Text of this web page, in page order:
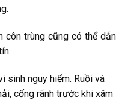
côn trùng cũng có thể dẫn
sinh nguy hiểm. Ruồi và
cống rãnh trước khi xâm